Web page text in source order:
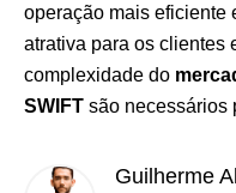
operação mais eficiente
atrativa para os clientes
complexidade do
SWIFT são necessários
Guilherme